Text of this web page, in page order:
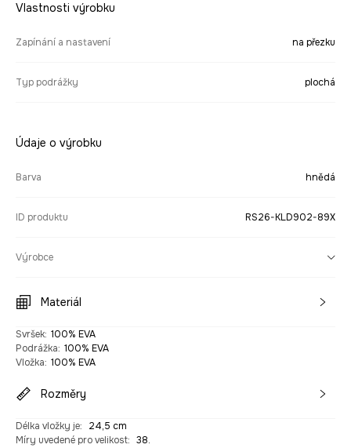
Vlastnosti výrobku
Zapínání a nastavení na přezku
Typ podrážky plochá
Údaje o výrobku
Barva hnědá
ID produktu RS26-KLD902-89X
Výrobce
Materiál
Svršek: 100% EVA
Podrážka: 100% EVA
Vložka: 100% EVA
Rozměry
Délka vložky je:
24,5 cm
Míry uvedené pro velikost: 38.